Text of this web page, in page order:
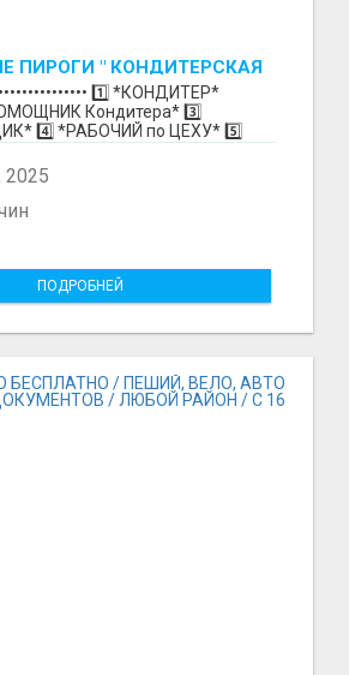
ПИРОГИ " КОНДИТЕРСКАЯ
"
1️⃣ *КОНДИТЕР*
Кондитера* 3️⃣
4️⃣ *РАБОЧИЙ по ЦЕХУ* 5️⃣
2025
ПОДРОБНЕЙ